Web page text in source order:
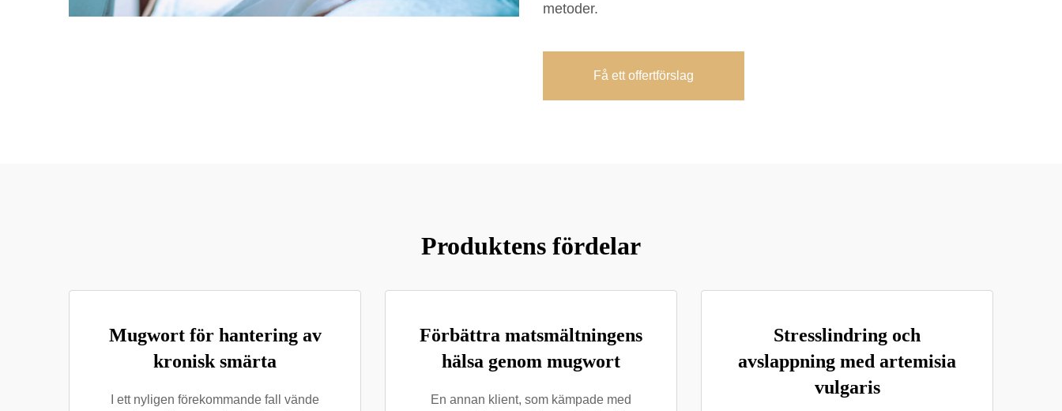
metoder.
Få ett offertförslag
Produktens fördelar
Mugwort för hantering av
kronisk smärta
I ett nyligen förekommande fall vände
Förbättra matsmältningens
hälsa genom mugwort
En annan klient, som kämpade med
Stresslindring och
avslappning med artemisia
vulgaris